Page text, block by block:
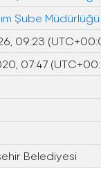
Şube Müdürlüğü
09:23
07:47
Belediyesi